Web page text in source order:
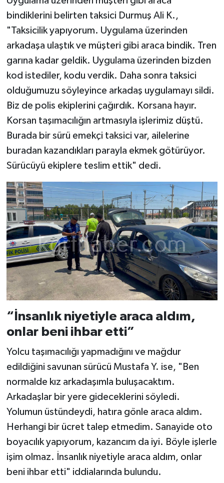
bindiklerini belirten taksici Durmuş Ali K.,
"Taksicilik yapıyorum. Uygulama üzerinden
arkadaşa ulaştık ve müşteri gibi araca bindik. Tren
garına kadar geldik. Uygulama üzerinden bizden
kod istediler, kodu verdik. Daha sonra taksici
olduğumuzu söyleyince arkadaş uygulamayı sildi.
Biz de polis ekiplerini çağırdık. Korsana hayır.
Korsan taşımacılığın artmasıyla işlerimiz düştü.
Burada bir sürü emekçi taksici var, ailelerine
buradan kazandıkları parayla ekmek götürüyor.
Sürücüyü ekiplere teslim ettik" dedi.
“İnsanlık niyetiyle araca aldım,
onlar beni ihbar etti”
Yolcu taşımacılığı yapmadığını ve mağdur
edildiğini savunan sürücü Mustafa Y. ise, "Ben
normalde kız arkadaşımla buluşacaktım.
Arkadaşlar bir yere gideceklerini söyledi.
Yolumun üstündeydi, hatıra gönle araca aldım.
Herhangi bir ücret talep etmedim. Sanayide oto
boyacılık yapıyorum, kazancım da iyi. Böyle işlerle
işim olmaz. İnsanlık niyetiyle araca aldım, onlar
beni ihbar etti" iddialarında bulundu.